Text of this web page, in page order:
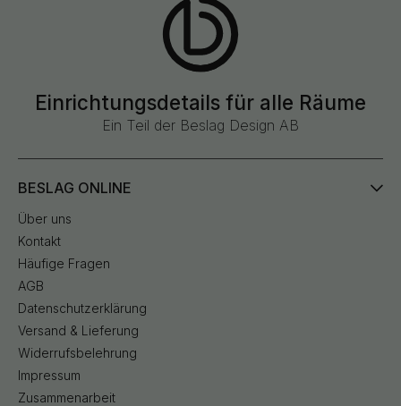
Einrichtungsdetails für alle Räume
Ein Teil der Beslag Design AB
BESLAG ONLINE
Über uns
Kontakt
Häufige Fragen
AGB
Datenschutzerklärung
Versand & Lieferung
Widerrufsbelehrung
Impressum
Zusammenarbeit